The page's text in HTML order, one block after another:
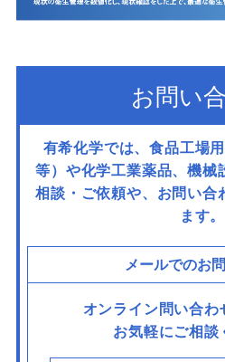
お問い
有希化学では、食品工場
等）や化学工業薬品、機械
相談・ご依頼や、お問い合
ます。
メールでのお
オンライン問い合わ
お気軽にご相談